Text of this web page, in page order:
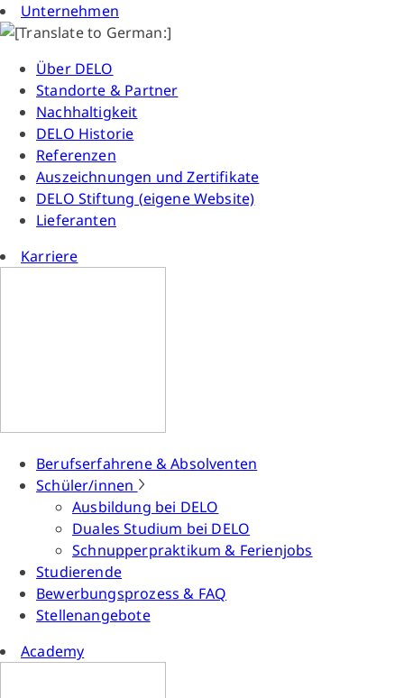
Unternehmen
Über DELO
Standorte & Partner
Nachhaltigkeit
DELO Historie
Referenzen
Auszeichnungen und Zertifikate
DELO Stiftung (eigene Website)
Lieferanten
Karriere
Berufserfahrene & Absolventen
Schüler/innen
Ausbildung bei DELO
Duales Studium bei DELO
Schnupperpraktikum & Ferienjobs
Studierende
Bewerbungsprozess & FAQ
Stellenangebote
Academy